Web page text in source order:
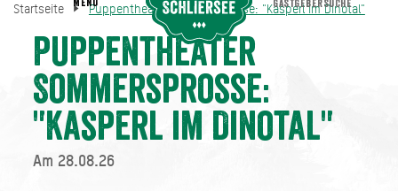
Startseite Puppentheater Sommersprosse: "Kasperl im Dinotal"
Puppentheater
Sommersprosse:
"Kasperl im Dinotal"
Am 28.08.26
Startseite Puppentheater Sommersprosse: "Kasperl im Dinotal"
MENU GASTGEBERSUCHE